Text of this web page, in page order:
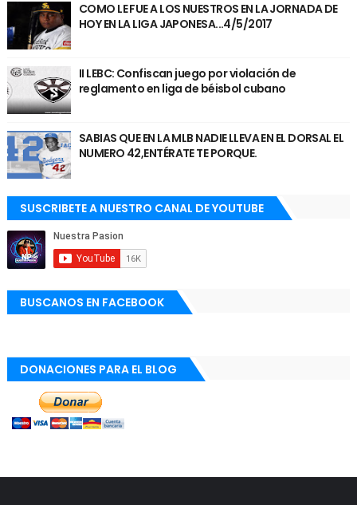
COMO LE FUE A LOS NUESTROS EN LA JORNADA DE
HOY EN LA LIGA JAPONESA...4/5/2017
II LEBC: Confiscan juego por violación de
reglamento en liga de béisbol cubano
SABIAS QUE EN LA MLB NADIE LLEVA EN EL DORSAL EL
NUMERO 42,ENTÉRATE TE PORQUE.
SUSCRIBETE A NUESTRO CANAL DE YOUTUBE
BUSCANOS EN FACEBOOK
DONACIONES PARA EL BLOG